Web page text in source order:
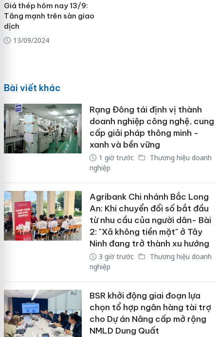
Giá thép hôm nay 13/9:
Tăng mạnh trên sàn giao
dịch
13/09/2024
Bài viết khác
Rạng Đông tái định vị thành
doanh nghiệp công nghệ, cung
cấp giải pháp thông minh -
xanh và bền vững
1 giờ trước
Thương hiệu doanh
nghiệp
Agribank Chi nhánh Bắc Long
An: Khi chuyển đổi số bắt đầu
từ nhu cầu của người dân- Bài
2: "Xã không tiền mặt" ở Tây
Ninh đang trở thành xu hướng
3 giờ trước
Thương hiệu doanh
nghiệp
BSR khởi động giai đoạn lựa
chọn tổ hợp ngân hàng tài trợ
cho Dự án Nâng cấp mở rộng
NMLD Dung Quất